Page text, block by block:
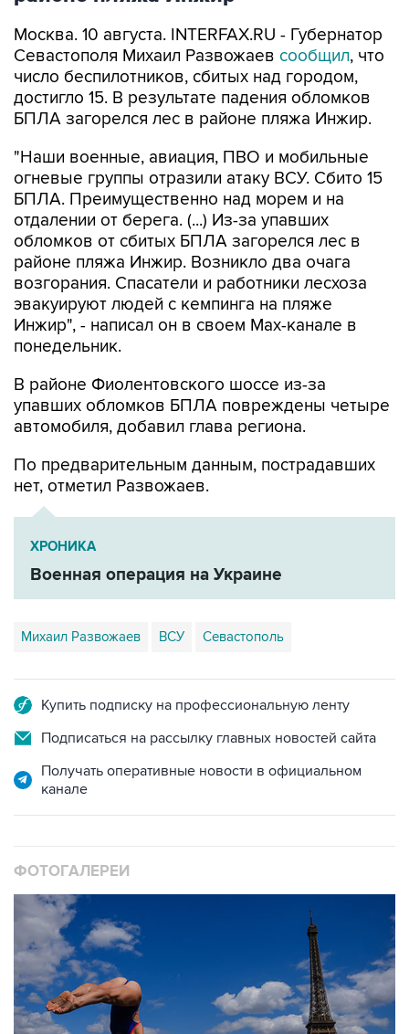
число беспилотников, сбитых над городом,
достигло 15. В результате падения обломков
БПЛА загорелся лес в районе пляжа Инжир.
"Наши военные, авиация, ПВО и мобильные
БПЛА. Преимущественно над морем и на
отдалении от берега. (...) Из-за упавших
обломков от сбитых БПЛА загорелся лес в
районе пляжа Инжир. Возникло два очага
возгорания. Спасатели и работники лесхоза
эвакуируют людей с кемпинга на пляже
Инжир", - написал он в своем Мах-канале в
понедельник.
В районе Фиолентовского шоссе из-за
автомобиля, добавил глава региона.
По предварительным данным, пострадавших
ХРОНИКА
Военная операция на Украине
Михаил Развожаев ВСУ Севастополь
Подписаться на рассылку главных новостей сайта
Получать оперативные новости в официальном